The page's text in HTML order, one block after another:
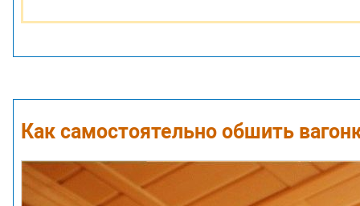
Как самостоятельно обшить